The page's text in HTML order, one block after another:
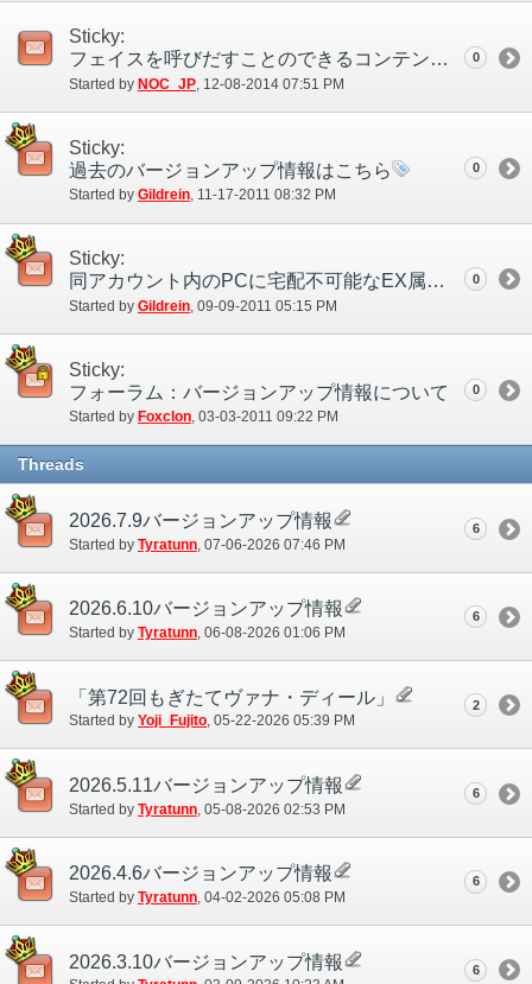
Sticky:
フェイスを呼びだすことのできるコンテンツの一覧
Started by NOC_JP‎, 12-08-2014 07:51 PM
0
Sticky:
過去のバージョンアップ情報はこちら
Started by Gildrein‎, 11-17-2011 08:32 PM
0
Sticky:
同アカウント内のPCに宅配不可能なEX属性のアイテム
Started by Gildrein ‎, 09-09-2011 05:15 PM
0
Sticky:
フォーラム：バージョンアップ情報について
Started by Foxclon‎, 03-03-2011 09:22 PM
0
Threads
2026.7.9バージョンアップ情報
Started by Tyratunn ‎, 07-06-2026 07:46 PM
6
2026.6.10バージョンアップ情報
Started by Tyratunn‎, 06-08-2026 01:06 PM
6
「第72回もぎたてヴァナ・ディール」
Started by Yoji_Fujito‎, 05-22-2026 05:39 PM
2
2026.5.11バージョンアップ情報
Started by Tyratunn ‎, 05-08-2026 02:53 PM
6
2026.4.6バージョンアップ情報
Started by Tyratunn‎, 04-02-2026 05:08 PM
6
2026.3.10バージョンアップ情報 6